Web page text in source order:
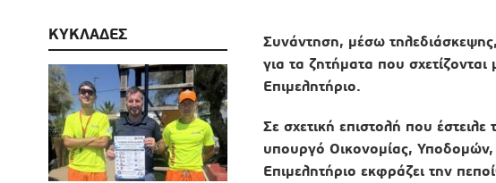
ΚΥΚΛΑΔΕΣ
Συνάντηση, μέσω
για τα ζητήματα που
Επιμελητήριο.
Σε σχετική επιστολή που
υπουργό Οικονομίας,
Επιμελητήριο εκφράζει την